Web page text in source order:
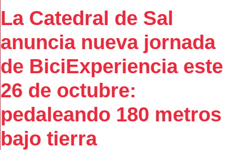
La Catedral de Sal
anuncia nueva jornada
de BiciExperiencia este
26 de octubre:
pedaleando 180 metros
bajo tierra